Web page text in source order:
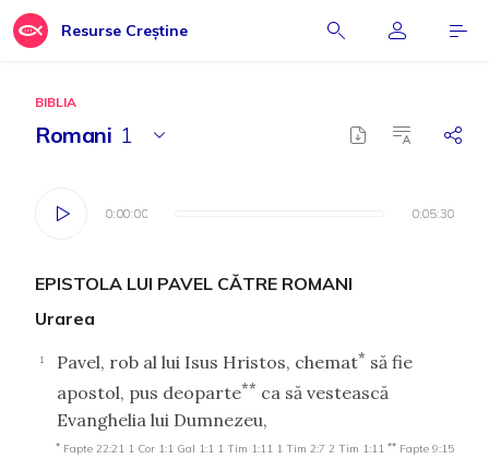
Resurse Creștine
BIBLIA
Romani 1
0:00:00 0:05:30
0:00:00 0:05:30
EPISTOLA LUI PAVEL CĂTRE ROMANI
Urarea
1 Pavel, rob al lui Isus Hristos, chemat* să fie
apostol, pus deoparte** ca să vestească
Evanghelia lui Dumnezeu,
* Fapte 22:21 1 Cor 1:1 Gal 1:1 1 Tim 1:11 1 Tim 2:7 2 Tim 1:11 ** Fapte 9:15